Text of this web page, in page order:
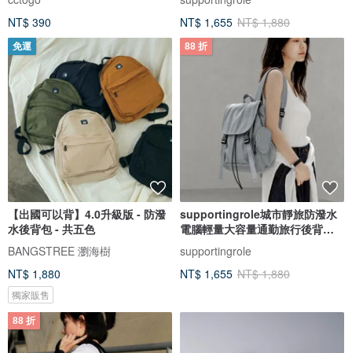
NT$ 390
NT$ 1,655 NT$ 1,880
免運
【出國可以背】4.0升級版 - 防潑
水後背包 - 共五色
BANGSTREE 瀏海樹
NT$ 1,880
獨家販售
88 折
supportingrole城市靜旅防潑水
電腦輕量大容量通勤旅行後背包
supportingrole
NT$ 1,655 NT$ 1,880
88 折